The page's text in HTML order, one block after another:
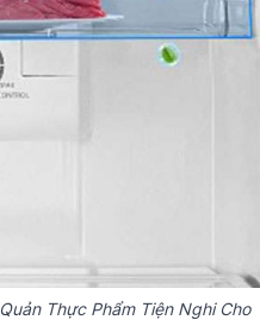
Thực Phẩm Tiện Nghi Cho